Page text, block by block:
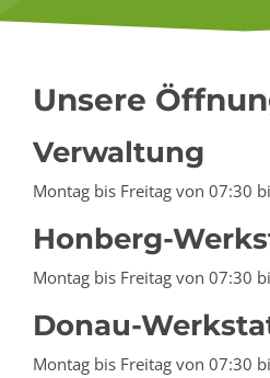
Unsere
Verwaltung
Montag bis Freitag von 07:30
Honberg-
Montag bis Freitag von 07:30
Donau-
Montag bis Freitag von 07:30